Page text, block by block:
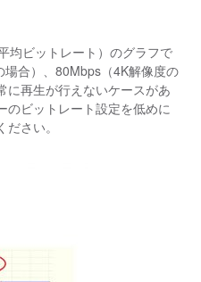
均ビットレート）のグラフで
合）、80Mbps（4K解像度の
に再生が行えないケースがあ
のビットレート設定を低めに
さい。